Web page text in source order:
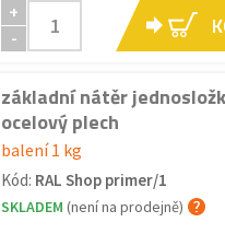
+
-
základní nátěr
ocelový plech
balení 1 kg
Kód: RAL Shop primer/1
SKLADEM (není na prodejně)